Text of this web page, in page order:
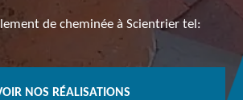
de cheminée à Scientrier tel:
NOS RÉALISATIONS